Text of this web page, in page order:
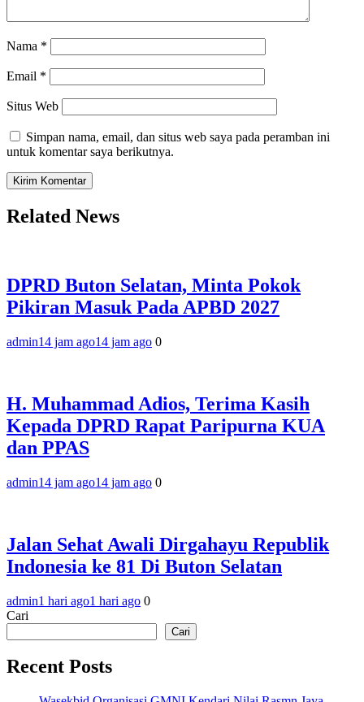
Nama *
Email *
Situs Web
Simpan nama, email, dan situs web saya pada peramban ini
untuk komentar saya berikutnya.
Related News
DPRD Buton Selatan, Minta Pokok
Pikiran Masuk Pada APBD 2027
admin14 jam ago14 jam ago 0
H. Muhammad Adios, Terima Kasih
Kepada DPRD Rapat Paripurna KUA
dan PPAS
admin14 jam ago14 jam ago 0
Jalan Sehat Awali Dirgahayu Republik
Indonesia ke 81 Di Buton Selatan
admin1 hari ago1 hari ago 0
Cari
Cari
Recent Posts